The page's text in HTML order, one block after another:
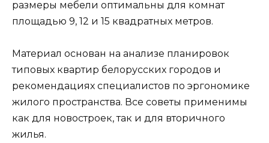
размеры мебели оптимальны для комнат
площадью 9, 12 и 15 квадратных метров.
Материал основан на анализе планировок
типовых квартир белорусских городов и
рекомендациях специалистов по эргономике
жилого пространства. Все советы применимы
как для новостроек, так и для вторичного
жилья.